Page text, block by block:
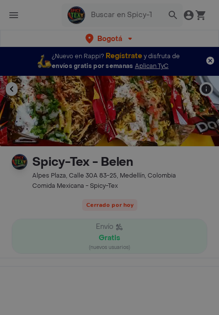
Bogotá
¿Nuevo en Rappi? Regístratey disfruta de
envíos gratis por semanas Aplican TyC
Spicy-Tex - Belen
Alpes Plaza, Calle 30A 83-25, Medellín, Colombia
Comida Mexicana - Spicy-Tex
Cerrado por hoy
Envío
Gratis
(nuevos usuarios)